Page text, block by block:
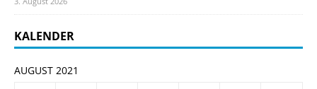
KALENDER
AUGUST 2021